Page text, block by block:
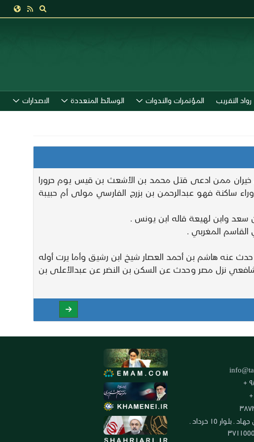
رواد التقريب المؤتمرات والندوات الوسائط المتعددة الاصدارات
بن خيران ممن ادعى قتل محمد بن الأشعث بن قيس يوم حرورا
ساكنة فهو عبدالرحمن بن بزرج الفارسي مولى أم حبيبة
وابن لهيعة قاله ابن يونس .
المغربي .
عنه هاشم بن أحمد العصار شيخ ابن رشيق وأما يرت أوله
نزل مصر وحدث عن السكن بن النضر عن عبدالأعلى بن
العنوان: ايران ـ قم ـ ميدان جهاد ـ بلوار ١٥ خرداد ـ